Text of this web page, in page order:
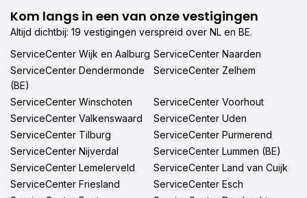
Kom langs in een van onze vestigingen
Altijd dichtbij: 19 vestigingen verspreid over NL en BE.
ServiceCenter Wijk en Aalburg ServiceCenter Naarden
ServiceCenter Dendermonde
(BE)
ServiceCenter Zelhem
ServiceCenter Winschoten
ServiceCenter Voorhout
ServiceCenter Valkenswaard
ServiceCenter Uden
ServiceCenter Tilburg
ServiceCenter Purmerend
ServiceCenter Nijverdal
ServiceCenter Lummen (BE)
ServiceCenter Lemelerveld
ServiceCenter Land van Cuijk
ServiceCenter Friesland
ServiceCenter Esch